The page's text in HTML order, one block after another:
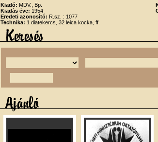
Kiadó: MDV., Bp.
Kiadás éve: 1954
Eredeti azonosító: R.sz. : 1077
Technika: 1 diatekercs, 32 leica kocka, ff.